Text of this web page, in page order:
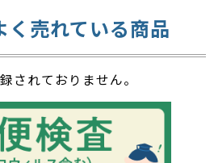
く売れている商品
されておりません。